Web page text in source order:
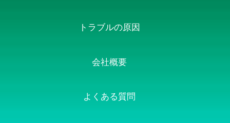
トラブルの原因
会社概要
よくある質問